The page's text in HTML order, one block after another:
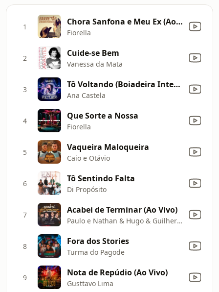
1 Chora Sanfona e Meu Ex (Ao Vivo)
Fiorella
2 Cuide-se Bem
Vanessa da Mata
3 Tô Voltando (Boiadeira Internacional) [Ao Vivo]
Ana Castela
4 Que Sorte a Nossa
Fiorella
5 Vaqueira Maloqueira
Caio e Otávio
6 Tô Sentindo Falta
Di Propósito
7 Acabei de Terminar (Ao Vivo)
Paulo e Nathan & Hugo & Guilherme
8 Fora dos Stories
Turma do Pagode
9 Nota de Repúdio (Ao Vivo)
Gusttavo Lima